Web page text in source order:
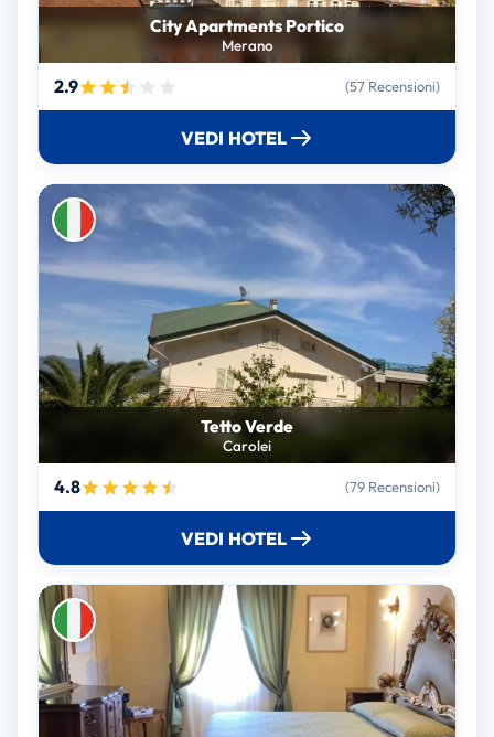
City Apartments Portico
Merano
2.9 (57 Recensioni)
VEDI HOTEL
Tetto Verde
Carolei
4.8 (79 Recensioni)
VEDI HOTEL